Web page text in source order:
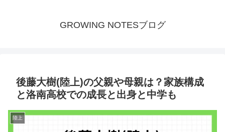
GROWING NOTESブログ
後藤大樹(陸上)の父親や母親は？家族構成
と洛南高校での成長と出身と中学も
陸上